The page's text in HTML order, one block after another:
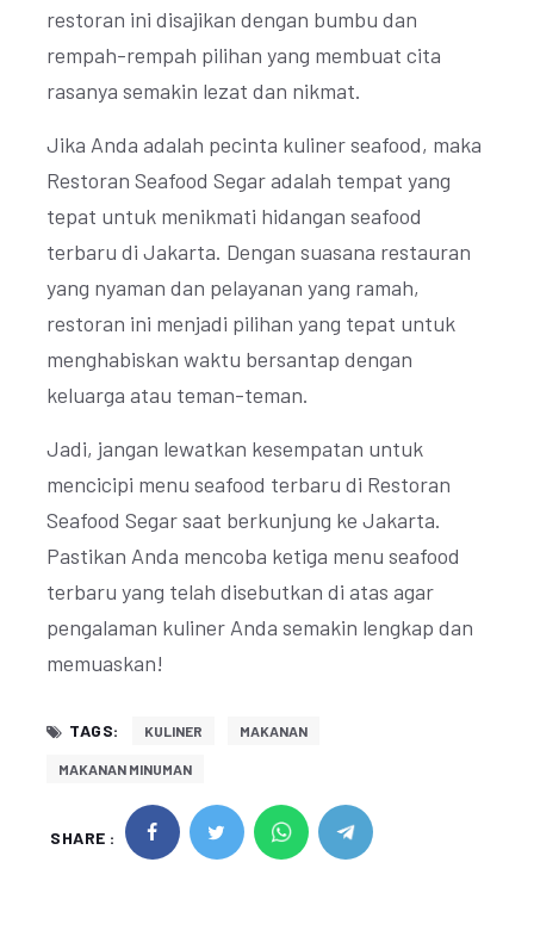
restoran ini disajikan dengan bumbu dan
rempah-rempah pilihan yang membuat cita
rasanya semakin lezat dan nikmat.
Jika Anda adalah pecinta kuliner seafood, maka
Restoran Seafood Segar adalah tempat yang
tepat untuk menikmati hidangan seafood
terbaru di Jakarta. Dengan suasana restauran
yang nyaman dan pelayanan yang ramah,
restoran ini menjadi pilihan yang tepat untuk
menghabiskan waktu bersantap dengan
keluarga atau teman-teman.
Jadi, jangan lewatkan kesempatan untuk
mencicipi menu seafood terbaru di Restoran
Seafood Segar saat berkunjung ke Jakarta.
Pastikan Anda mencoba ketiga menu seafood
terbaru yang telah disebutkan di atas agar
pengalaman kuliner Anda semakin lengkap dan
memuaskan!
TAGS: KULINER MAKANAN
MAKANAN MINUMAN
SHARE :